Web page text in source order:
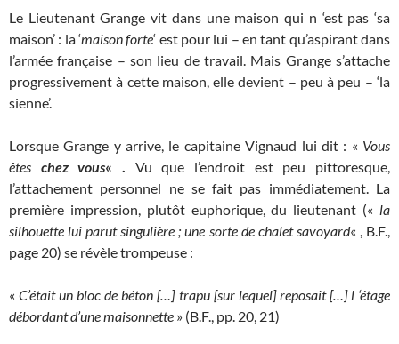
Le Lieutenant Grange vit dans une maison qui n ‘est pas ‘sa
maison’ : la ‘maison forte‘ est pour lui – en tant qu’aspirant dans
l’armée française – son lieu de travail. Mais Grange s’attache
progressivement à cette maison, elle devient – peu à peu – ‘la
sienne’.
Lorsque Grange y arrive, le capitaine Vignaud lui dit : « Vous
êtes chez vous« . Vu que l’endroit est peu pittoresque,
l’attachement personnel ne se fait pas immédiatement. La
première impression, plutôt euphorique, du lieutenant (« la
silhouette lui parut singulière ; une sorte de chalet savoyard« , B.F.,
page 20) se révèle trompeuse :
«C’était un bloc de béton […] trapu [sur lequel] reposait […] l ‘étage
débordant d’une maisonnette » (B.F., pp. 20, 21)